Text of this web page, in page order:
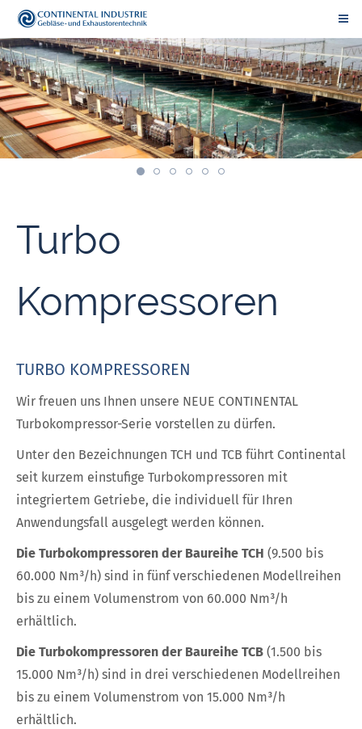
Turbo
Kompressoren
TURBO KOMPRESSOREN
Wir freuen uns Ihnen unsere NEUE CONTINENTAL
Turbokompressor-Serie vorstellen zu dürfen.
Unter den Bezeichnungen TCH und TCB führt Continental
seit kurzem einstufige Turbokompressoren mit
integriertem Getriebe, die individuell für Ihren
Anwendungsfall ausgelegt werden können.
Die Turbokompressoren der Baureihe TCH (9.500 bis
60.000 Nm³/h) sind in fünf verschiedenen Modellreihen
bis zu einem Volumenstrom von 60.000 Nm³/h
erhältlich.
Die Turbokompressoren der Baureihe TCB (1.500 bis
15.000 Nm³/h) sind in drei verschiedenen Modellreihen
bis zu einem Volumenstrom von 15.000 Nm³/h
erhältlich.